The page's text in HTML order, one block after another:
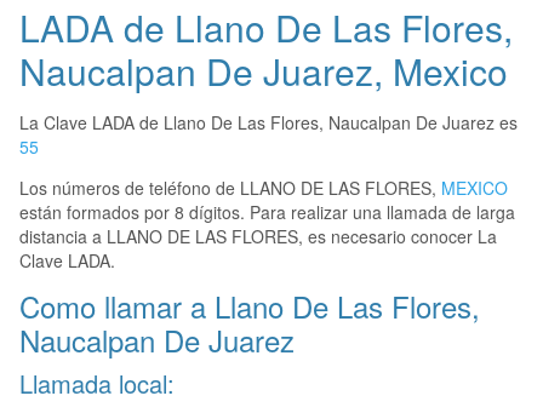
LADA de Llano De Las Flores,
Naucalpan De Juarez, Mexico
La Clave LADA de Llano De Las Flores, Naucalpan De Juarez es
55
Los números de teléfono de LLANO DE LAS FLORES, MEXICO
están formados por 8 dígitos. Para realizar una llamada de larga
distancia a LLANO DE LAS FLORES, es necesario conocer La
Clave LADA.
Como llamar a Llano De Las Flores,
Naucalpan De Juarez
Llamada local: